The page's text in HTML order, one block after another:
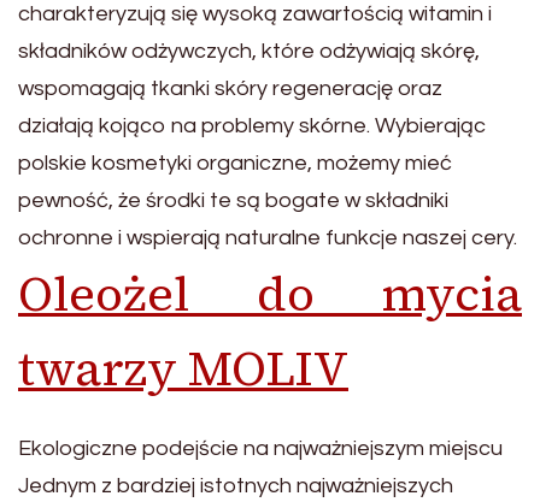
charakteryzują się wysoką zawartością witamin i
składników odżywczych, które odżywiają skórę,
wspomagają tkanki skóry regenerację oraz
działają kojąco na problemy skórne. Wybierając
polskie kosmetyki organiczne, możemy mieć
pewność, że środki te są bogate w składniki
ochronne i wspierają naturalne funkcje naszej cery.
Oleożel do mycia
twarzy MOLIV
Ekologiczne podejście na najważniejszym miejscu
Jednym z bardziej istotnych najważniejszych